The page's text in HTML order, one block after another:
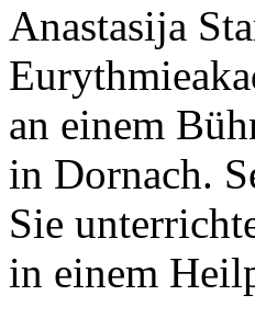
Anastasija
an einem
in Dornach.
Sie
in einem